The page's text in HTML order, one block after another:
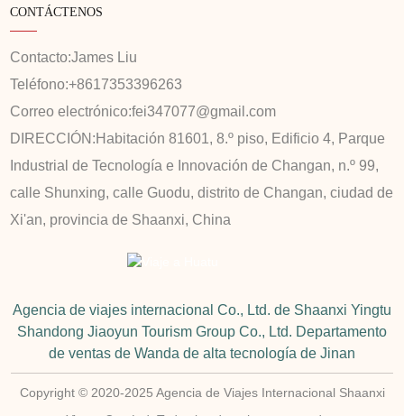
CONTÁCTENOS
Contacto:James Liu
Teléfono:+8617353396263
Correo electrónico:fei347077@gmail.com
DIRECCIÓN: Habitación 81601, 8.º piso, Edificio 4, Parque
Industrial de Tecnología e Innovación de Changan, n.º 99,
calle Shunxing, calle Guodu, distrito de Changan, ciudad de
Xi'an, provincia de Shaanxi, China
Agencia de viajes internacional Co., Ltd. de Shaanxi Yingtu
Shandong Jiaoyun Tourism Group Co., Ltd. Departamento
de ventas de Wanda de alta tecnología de Jinan
Copyright © 2020-2025 Agencia de Viajes Internacional Shaanxi